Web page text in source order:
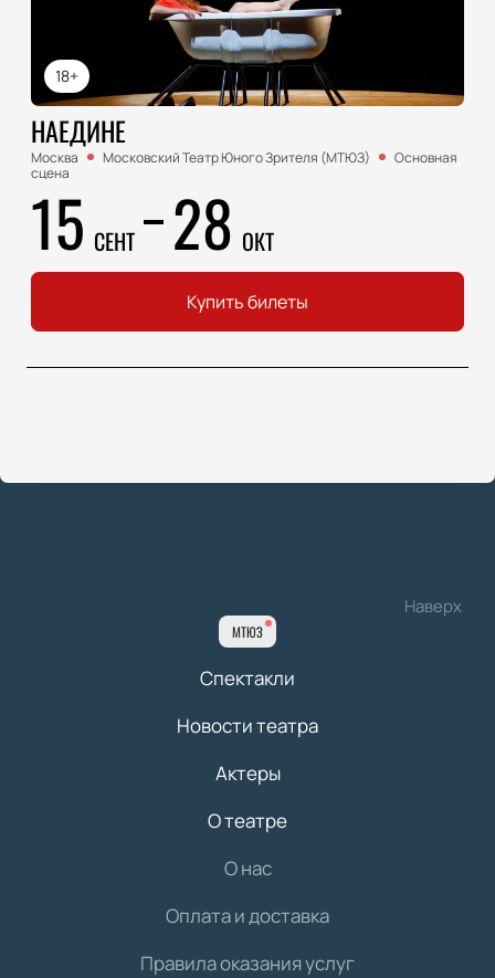
18+
НАЕДИНЕ
Москва Московский Театр Юного Зрителя (МТЮЗ)
Основная
сцена
15 СЕНТ 28 ОКТ
Купить билеты
Наверх
МТЮЗ
Спектакли
Новости театра
Актеры
О театре
О нас
Оплата и доставка
Правила оказания услуг